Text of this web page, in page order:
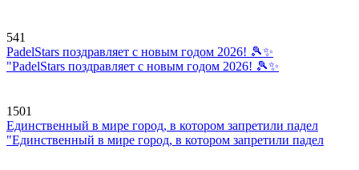
541
PadelStars поздравляет с новым годом 2026! 🎾✨
"PadelStars поздравляет с новым годом 2026! 🎾✨
1501
Единственный в мире город, в котором запретили падел
"Единственный в мире город, в котором запретили падел